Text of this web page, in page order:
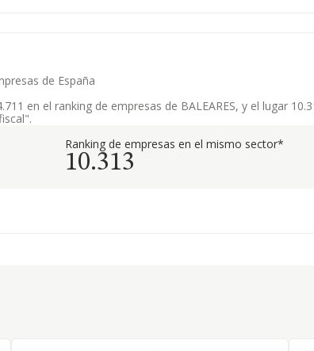
de España
en el ranking de empresas de BALEARES, y el lugar
Ranking de empresas en el mismo sector*
10.313